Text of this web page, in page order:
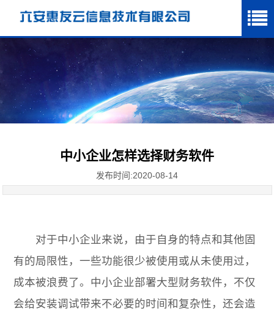
中小企业怎样选择财务软件
发布时间:2020-08-14
对于中小企业来说，由于自身的特点和其他固
有的局限性，一些功能很少被使用或从未使用过，
成本被浪费了。中小企业部署大型财务软件 ，不仅
会给安装调试带来不必要的时间和复杂性，还会造